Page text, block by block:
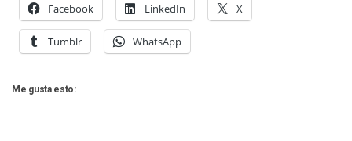
Facebook LinkedIn X
Tumblr WhatsApp
Me gusta esto: